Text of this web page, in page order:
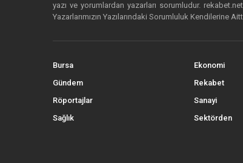
yazı ve yorumlardan yazarları sorumludur.
Yazarlarımızın Yazılarındaki Sorumluluk Kendilerine
Bursa
Gündem
Röportajlar
Sağlık
Ekonomi
Rekabet
Sanayi
Sektörden